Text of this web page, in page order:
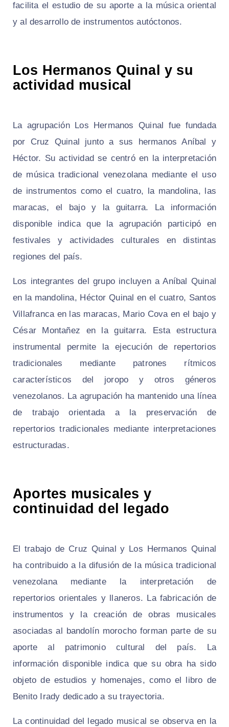
facilita el estudio de su aporte a la música oriental
y al desarrollo de instrumentos autóctonos.
Los Hermanos Quinal y su
actividad musical
La agrupación Los Hermanos Quinal fue fundada
por Cruz Quinal junto a sus hermanos Aníbal y
Héctor. Su actividad se centró en la interpretación
de música tradicional venezolana mediante el uso
de instrumentos como el cuatro, la mandolina, las
maracas, el bajo y la guitarra. La información
disponible indica que la agrupación participó en
festivales y actividades culturales en distintas
regiones del país.
Los integrantes del grupo incluyen a Aníbal Quinal
en la mandolina, Héctor Quinal en el cuatro, Santos
Villafranca en las maracas, Mario Cova en el bajo y
César Montañez en la guitarra. Esta estructura
instrumental permite la ejecución de repertorios
tradicionales mediante patrones rítmicos
característicos del joropo y otros géneros
venezolanos. La agrupación ha mantenido una línea
de trabajo orientada a la preservación de
repertorios tradicionales mediante interpretaciones
estructuradas.
Aportes musicales y
continuidad del legado
El trabajo de Cruz Quinal y Los Hermanos Quinal
ha contribuido a la difusión de la música tradicional
venezolana mediante la interpretación de
repertorios orientales y llaneros. La fabricación de
instrumentos y la creación de obras musicales
asociadas al bandolín morocho forman parte de su
aporte al patrimonio cultural del país. La
información disponible indica que su obra ha sido
objeto de estudios y homenajes, como el libro de
Benito Irady dedicado a su trayectoria.
La continuidad del legado musical se observa en la